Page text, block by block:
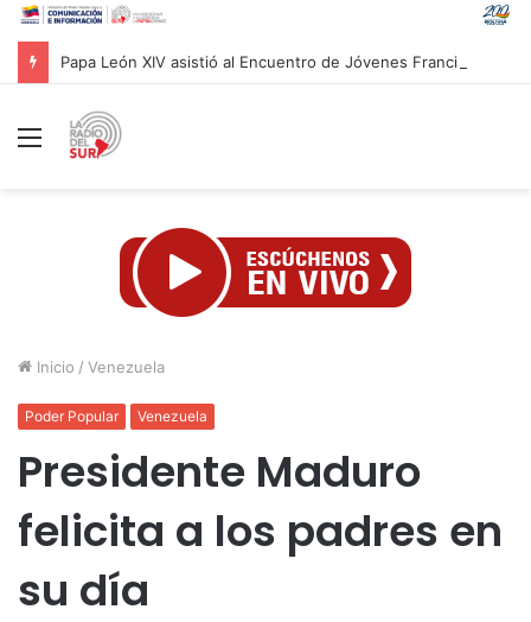
Menú
Inicio / Venezuela
Poder Popular Venezuela
Presidente Maduro
felicita a los padres en
su día